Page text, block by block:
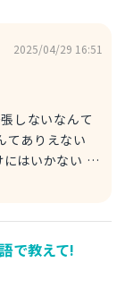
しょうか？ (少
be
。get a lift to
アルな言い方
例文
it would be
駅まで送ってい
2025/04/29 16:51
しないなんて
ありえない
はいかない 」
」という強い
no way
プレゼン
たけど、こん
told
で教えて!